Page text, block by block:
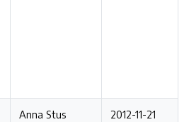
Anna Stus
2012-11-21